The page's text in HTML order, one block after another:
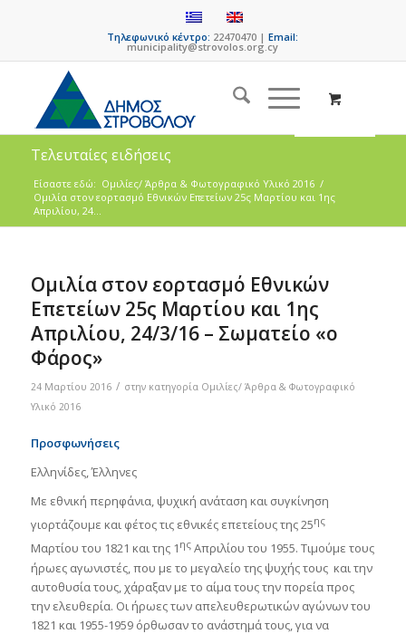
Τηλεφωνικό κέντρο: 22470470 |Email:
municipality@strovolos.org.cy
Τελευταίες ειδήσεις
Είσαστε εδώ: Ομιλίες/ Άρθρα & Φωτογραφικό Υλικό 2016 /
Ομιλία στον εορτασμό Εθνικών Επετείων 25ς Μαρτίου και 1ης
Απριλίου, 24...
Ομιλία στον εορτασμό Εθνικών
Επετείων 25ς Μαρτίου και 1ης
Απριλίου, 24/3/16 – Σωματείο «ο
Φάρος»
24 Μαρτίου 2016 / στην κατηγορία Ομιλίες/ Άρθρα & Φωτογραφικό
Υλικό 2016
Προσφωνήσεις
Ελληνίδες, Έλληνες
Με εθνική περηφάνια, ψυχική ανάταση και συγκίνηση
γιορτάζουμε και φέτος τις εθνικές επετείους της 25ης
Μαρτίου του 1821 και της 1 ηςΑπριλίου του 1955. Τιμούμε τους
ήρωες αγωνιστές, που με το μεγαλείο της ψυχής τους και την
αυτοθυσία τους, χάραξαν με το αίμα τους την πορεία προς
την ελευθερία. Οι ήρωες των απελευθερωτικών αγώνων του
1821 και 1955-1959 όρθωσαν το ανάστημά τους, για να